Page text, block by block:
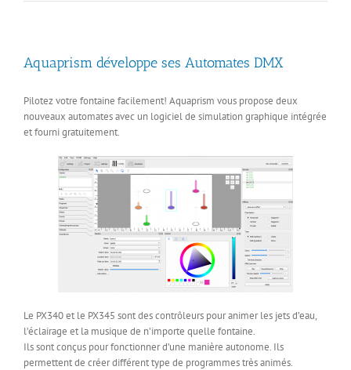
Aquaprism développe ses Automates DMX
Pilotez votre fontaine facilement! Aquaprism vous propose deux
nouveaux automates avec un logiciel de simulation graphique intégrée
et fourni gratuitement.
Le PX340 et le PX345 sont des contrôleurs pour animer les jets d’eau,
l’éclairage et la musique de n’importe quelle fontaine.
Ils sont conçus pour fonctionner d’une manière autonome. Ils
permettent de créer différent type de programmes très animés.